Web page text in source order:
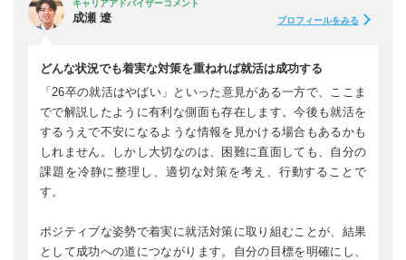
キャリアアドバイザーコメント
成瀬 遼 プロフィールをみる
どんな状況でも着実な対策を重ねれば就活は成功する
「26卒の就活はやばい」といった意見がある一方で、ここま
でで解説したように有利な側面も存在します。今後も就活を
するうえで不安になるような情報を見かける場合もあるかも
しれません。しかし大切なのは、困難に直面しても、自分の
課題を冷静に整理し、適切な対策を考え、行動することで
す。
ポジティブな姿勢で着実に就活対策に取り組むことが、結果
として成功への道につながります。自分の目標を明確にし、